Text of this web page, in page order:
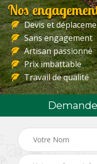
Nos
Devis et
Sans engagement
Artisan passionné
Prix imbattable
Travail de qualité